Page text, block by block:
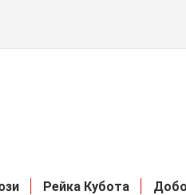
Рейка Кубота